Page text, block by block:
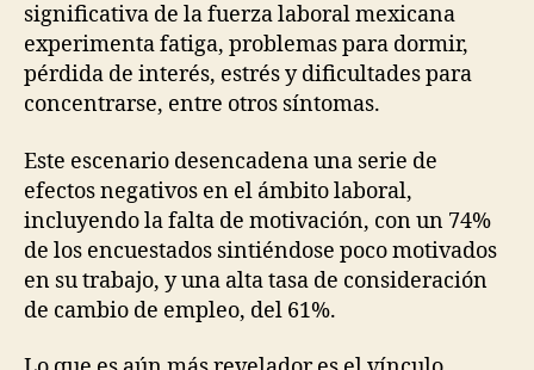
significativa de la fuerza laboral mexicana
experimenta fatiga, problemas para dormir,
pérdida de interés, estrés y dificultades para
concentrarse, entre otros síntomas.
Este escenario desencadena una serie de
efectos negativos en el ámbito laboral,
incluyendo la falta de motivación, con un 74%
de los encuestados sintiéndose poco motivados
en su trabajo, y una alta tasa de consideración
de cambio de empleo, del 61%.